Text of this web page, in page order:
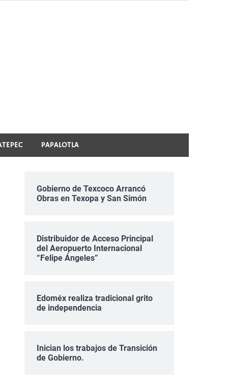
PAPALOTLA
Gobierno de Texcoco Arrancó
Obras en Texopa y San Simón
Distribuidor de Acceso Principal
del Aeropuerto Internacional
“Felipe Ángeles”
Edoméx realiza tradicional grito
de independencia
Inician los trabajos de Transición
de Gobierno.